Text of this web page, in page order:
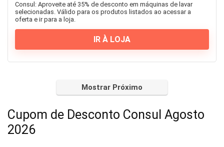
Consul: Aproveite até 35% de desconto em máquinas de lavar
selecionadas. Válido para os produtos listados ao acessar a
oferta e ir para a loja.
IR À LOJA
Mostrar Próximo
Cupom de Desconto Consul Agosto
2026